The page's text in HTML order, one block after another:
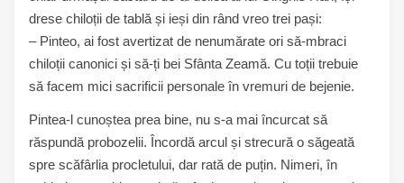
drese chiloții de tablă și ieși din rând vreo trei pași:
– Pinteo, ai fost avertizat de nenumărate ori să-mbraci
chiloții canonici și să-ți bei Sfânta Zeamă. Cu toții trebuie
să facem mici sacrificii personale în vremuri de bejenie.
Pintea-l cunoștea prea bine, nu s-a mai încurcat să
răspundă probozelii. Încordă arcul și strecură o săgeată
spre scăfârlia procletului, dar rată de puțin. Nimeri, în